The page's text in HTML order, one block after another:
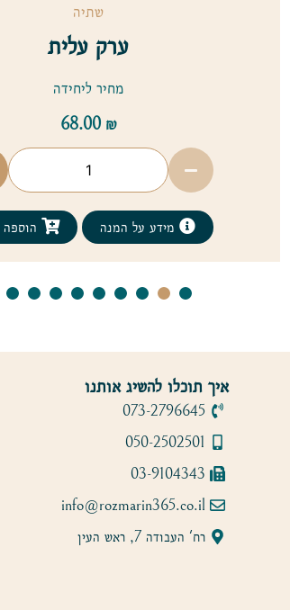
שתיה
ערק עלית
מחיר ליחידה
68.00 ₪
מידע על המנה הוספה
איך תוכלו להשיג אותנו
073-2796645
050-2502501
03-9104343
info@rozmarin365.co.il
רח' העבודה 7, ראש העין